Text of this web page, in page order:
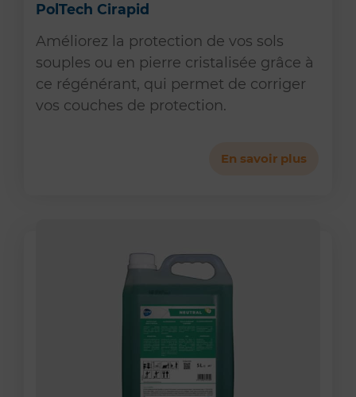
PolTech Cirapid
Améliorez la protection de vos sols
souples ou en pierre cristalisée grâce à
ce régénérant, qui permet de corriger
vos couches de protection.
En savoir plus